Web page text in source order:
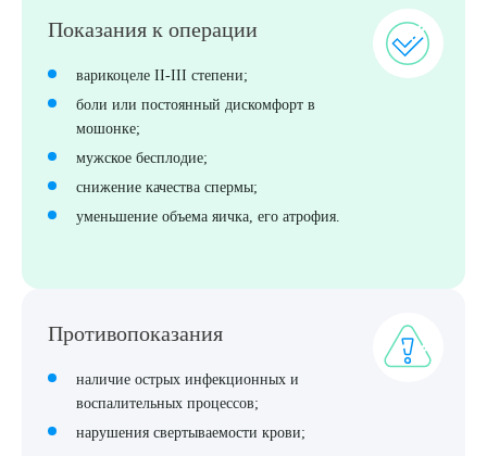
Показания к операции
варикоцеле II-III степени;
боли или постоянный дискомфорт в
мошонке;
мужское бесплодие;
снижение качества спермы;
уменьшение объема яичка, его атрофия.
Противопоказания
наличие острых инфекционных и
воспалительных процессов;
нарушения свертываемости крови;